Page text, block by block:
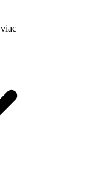
viac